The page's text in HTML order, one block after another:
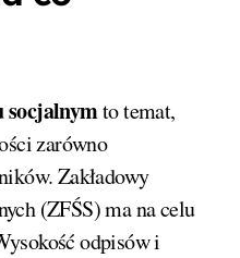
socjalnymto temat,
zarówno
Zakładowy
(ZFŚS) ma na celu
odpisów i